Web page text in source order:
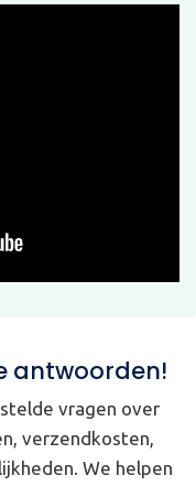
antwoorden!
vragen over
verzendkosten,
We helpen